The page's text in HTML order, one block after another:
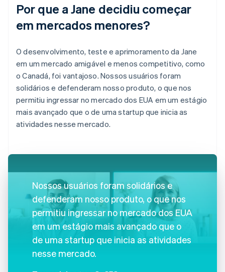
Por que a Jane decidiu começar
em mercados menores?
O desenvolvimento, teste e aprimoramento da Jane
em um mercado amigável e menos competitivo, como
o Canadá, foi vantajoso. Nossos usuários foram
solidários e defenderam nosso produto, o que nos
permitiu ingressar no mercado dos EUA em um estágio
mais avançado que o de uma startup que inicia as
atividades nesse mercado.
Nossos usuários foram solidários e
defenderam nosso produto, o que nos
permitiu ingressar no mercado dos EUA
em um estágio mais avançado que o
de uma startup que inicia as atividades
nesse mercado.